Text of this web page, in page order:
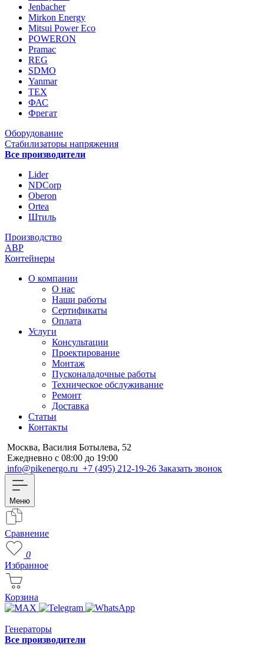
Jenbacher
Mirkon Energy
Mitsui Power Eco
POWERON
Pramac
REG
SDMO
Yanmar
ТЕХ
ФАС
Фрегат
Оборудование
Стабилизаторы напряжения
Все производители
Lider
NDCorp
Oberon
Ortea
Штиль
Производство
АВР
Контейнеры
О компании
О нас
Наши работы
Сертификаты
Оплата
Услуги
Консультации
Проектирование
Монтаж
Пусконаладочные работы
Техническое обслуживание
Ремонт
Доставка
Статьи
Контакты
Москва, Василия Ботылева, 52
Ежедневно с 08:00 до 19:00
info@pikenergo.ru +7 (495) 212-19-26 Заказать звонок
Меню
Сравнение
0
Избранное
Корзина
Генераторы
Все производители